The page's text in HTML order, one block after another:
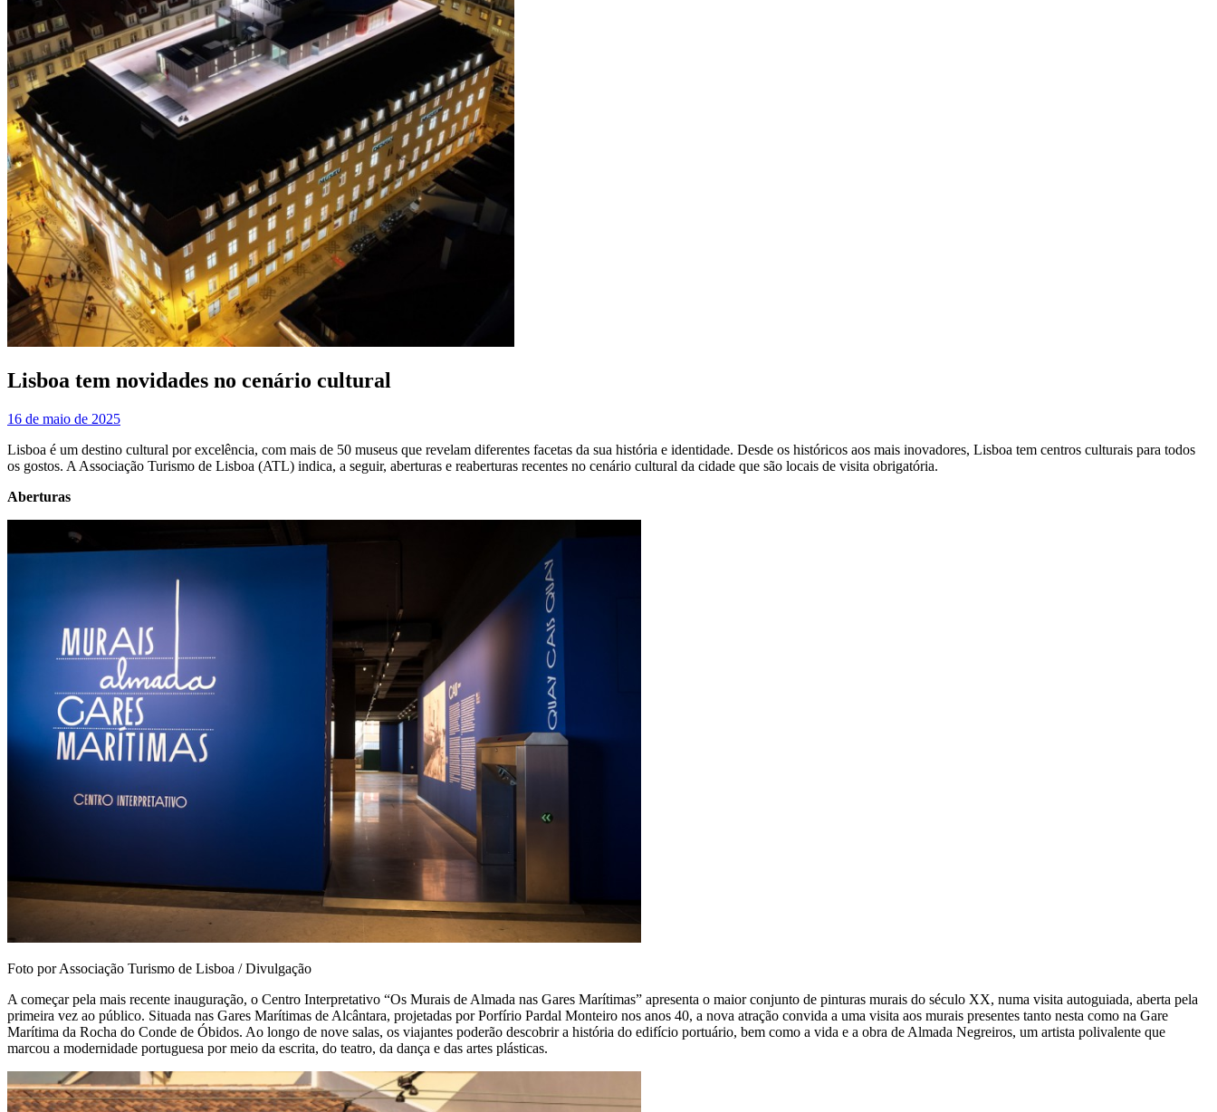
Lisboa tem novidades no cenário cultural
16 de maio de 2025
Lisboa é um destino cultural por excelência, com mais de 50 museus que revelam diferentes facetas da sua história e identidade. Desde os históricos aos mais inovadores, Lisboa tem centros culturais para todos
os gostos. A Associação Turismo de Lisboa (ATL) indica, a seguir, aberturas e reaberturas recentes no cenário cultural da cidade que são locais de visita obrigatória.
Aberturas
Foto por Associação Turismo de Lisboa / Divulgação
A começar pela mais recente inauguração, o Centro Interpretativo “Os Murais de Almada nas Gares Marítimas” apresenta o maior conjunto de pinturas murais do século XX, numa visita autoguiada, aberta pela
primeira vez ao público. Situada nas Gares Marítimas de Alcântara, projetadas por Porfírio Pardal Monteiro nos anos 40, a nova atração convida a uma visita aos murais presentes tanto nesta como na Gare
Marítima da Rocha do Conde de Óbidos. Ao longo de nove salas, os viajantes poderão descobrir a história do edifício portuário, bem como a vida e a obra de Almada Negreiros, um artista polivalente que
marcou a modernidade portuguesa por meio da escrita, do teatro, da dança e das artes plásticas.